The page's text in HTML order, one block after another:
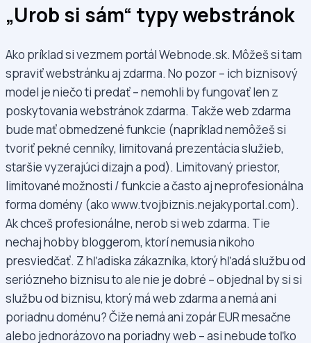
„Urob si sám“ typy webstránok
Ako príklad si vezmem portál Webnode.sk. Môžeš si tam
spraviť webstránku aj zdarma. No pozor – ich biznisový
model je niečo ti predať – nemohli by fungovať len z
poskytovania webstránok zdarma. Takže web zdarma
bude mať obmedzené funkcie (napríklad nemôžeš si
tvoriť pekné cenníky, limitovaná prezentácia služieb,
staršie vyzerajúci dizajn a pod). Limitovaný priestor,
limitované možnosti / funkcie a často aj neprofesionálna
forma domény (ako www.tvojbiznis.nejakyportal.com).
Ak chceš profesionálne, nerob si web zdarma. Tie
nechaj hobby bloggerom, ktorí nemusia nikoho
presviedčať. Z hľadiska zákazníka, ktorý hľadá službu od
seriózneho biznisu to ale nie je dobré – objednal by si si
službu od biznisu, ktorý má web zdarma a nemá ani
poriadnu doménu? Čiže nemá ani zopár EUR mesačne
alebo jednorázovo na poriadny web – asi nebude toľko